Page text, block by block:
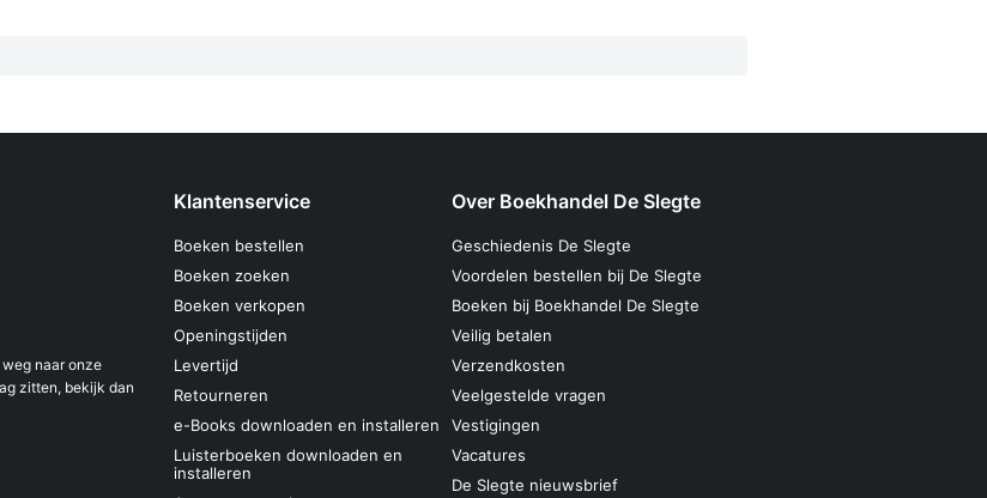
naar onze
zitten, bekijk dan
Klantenservice
Boeken bestellen
Boeken zoeken
Boeken verkopen
Openingstijden
Levertijd
Retourneren
e-Books downloaden en installeren
Luisterboeken downloaden en
installeren
Over Boekhandel De Slegte
Geschiedenis De Slegte
Voordelen bestellen bij De Slegte
Boeken bij Boekhandel De Slegte
Veilig betalen
Verzendkosten
Veelgestelde vragen
Vestigingen
Vacatures
De Slegte nieuwsbrief